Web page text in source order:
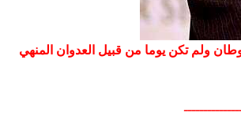
ولم تكن يوما من قبيل العدوان المنهي